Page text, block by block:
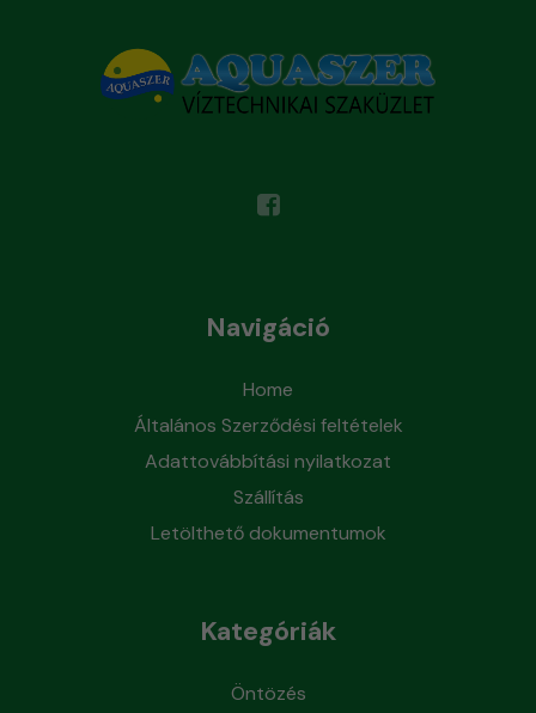
Navigáció
Home
Általános Szerződési feltételek
Adattovábbítási nyilatkozat
Szállítás
Letölthető dokumentumok
Kategóriák
Öntözés